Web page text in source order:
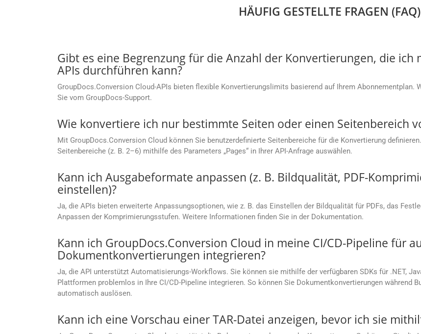
HÄUFIG GESTELLTE FRAGEN (FAQ)
Gibt es eine Begrenzung für die Anzahl der Konvertierungen, die ich
APIs durchführen kann?
GroupDocs.Conversion Cloud-APIs bieten flexible Konvertierungslimits basierend auf Ihrem
Sie vom GroupDocs-Support.
Wie konvertiere ich nur bestimmte Seiten oder einen Seitenbereich
Mit GroupDocs.Conversion Cloud können Sie benutzerdefinierte Seitenbereiche für die Konvertierung
Seitenbereiche (z. B. 2–6) mithilfe des Parameters „Pages“ in Ihrer API-Anfrage auswählen.
Kann ich Ausgabeformate anpassen (z. B. Bildqualität, PDF-
einstellen)?
Ja, die APIs bieten erweiterte Anpassungsoptionen, wie z. B. das Einstellen der Bildqualität für PDFs, das
Anpassen der Komprimierungsstufen. Weitere Informationen finden Sie in der Dokumentation.
Kann ich GroupDocs.Conversion Cloud in meine CI/CD-Pipeline für
Dokumentkonvertierungen integrieren?
Ja, die API unterstützt Automatisierungs-Workflows. Sie können sie mithilfe der verfügbaren SDKs für .NET,
Plattformen problemlos in Ihre CI/CD-Pipeline integrieren. So können Sie Dokumentkonvertierungen während
automatisch auslösen.
Kann ich eine Vorschau einer TAR-Datei anzeigen, bevor ich sie